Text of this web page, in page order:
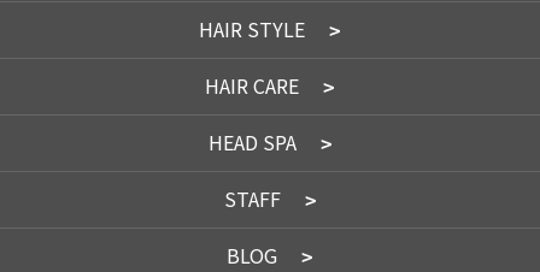
HAIR STYLE
HAIR CARE
HEAD SPA
STAFF
BLOG